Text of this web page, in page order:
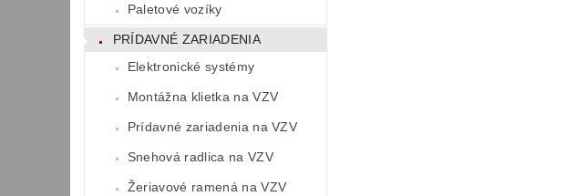
Paletové vozíky
PRÍDAVNÉ ZARIADENIA
Elektronické systémy
Montážna klietka na VZV
Prídavné zariadenia na VZV
Snehová radlica na VZV
Žeriavové ramená na VZV